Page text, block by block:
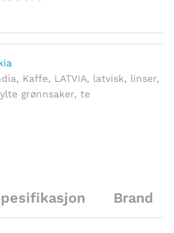
, Kaffe, LATVIA, latvisk, linser,
grønnsaker, te
Brand